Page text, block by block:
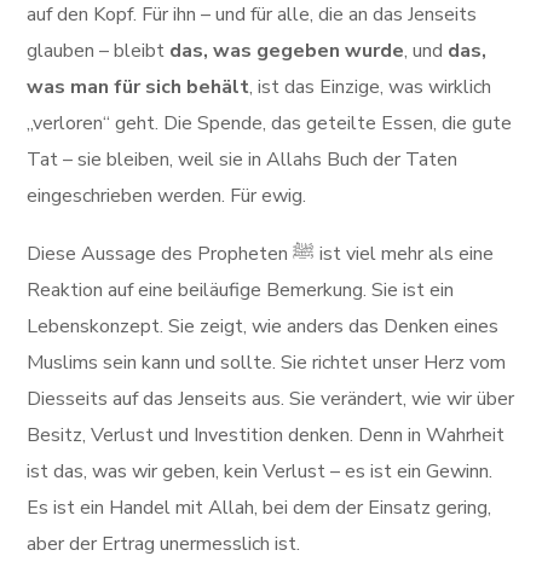
auf den Kopf. Für ihn – und für alle, die an das Jenseits
glauben – bleibt das, was gegeben wurde, und das,
was man für sich behält, ist das Einzige, was wirklich
„verloren“ geht. Die Spende, das geteilte Essen, die gute
Tat – sie bleiben, weil sie in Allahs Buch der Taten
eingeschrieben werden. Für ewig.
Diese Aussage des Propheten ﷺ ist viel mehr als eine
Reaktion auf eine beiläufige Bemerkung. Sie ist ein
Lebenskonzept. Sie zeigt, wie anders das Denken eines
Muslims sein kann und sollte. Sie richtet unser Herz vom
Diesseits auf das Jenseits aus. Sie verändert, wie wir über
Besitz, Verlust und Investition denken. Denn in Wahrheit
ist das, was wir geben, kein Verlust – es ist ein Gewinn.
Es ist ein Handel mit Allah, bei dem der Einsatz gering,
aber der Ertrag unermesslich ist.